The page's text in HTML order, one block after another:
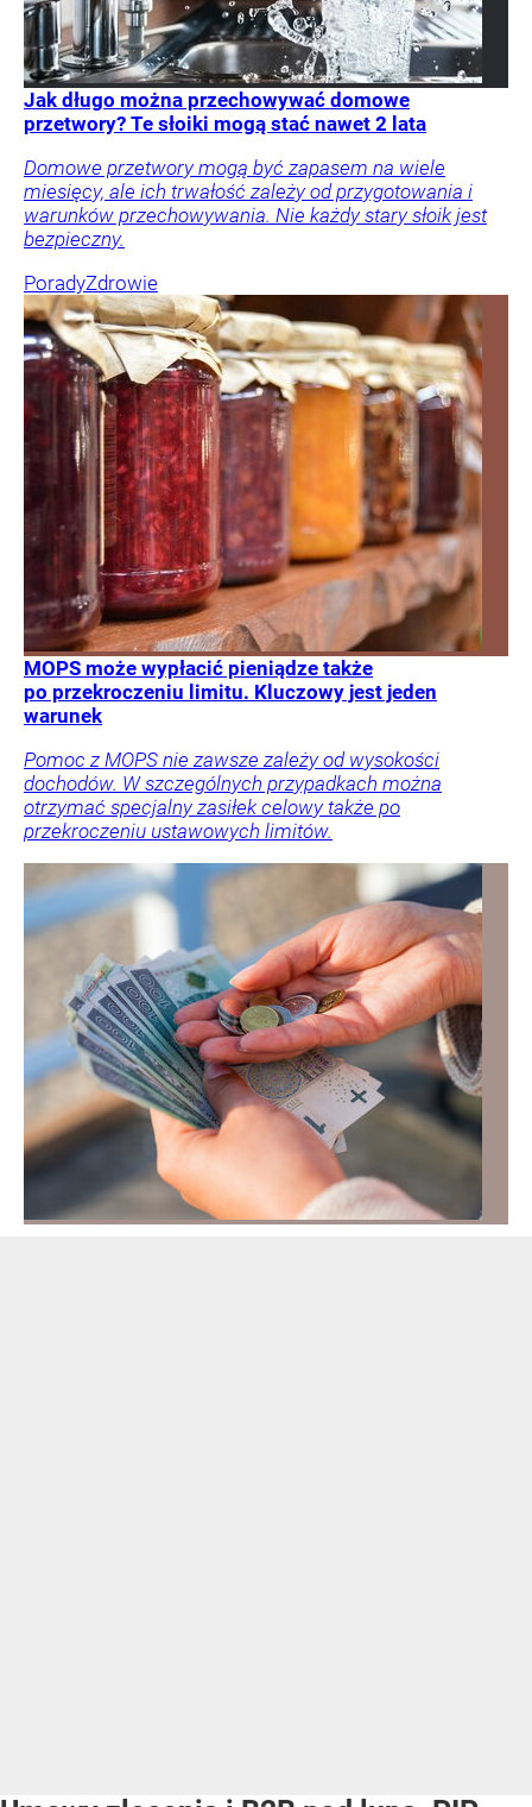
Jak długo można przechowywać domowe
przetwory? Te słoiki mogą stać nawet 2 lata
Domowe przetwory mogą być zapasem na wiele
miesięcy, ale ich trwałość zależy od przygotowania i
warunków przechowywania. Nie każdy stary słoik jest
bezpieczny.
PoradyZdrowie
MOPS może wypłacić pieniądze także
po przekroczeniu limitu. Kluczowy jest jeden
warunek
Pomoc z MOPS nie zawsze zależy od wysokości
dochodów. W szczególnych przypadkach można
otrzymać specjalny zasiłek celowy także po
przekroczeniu ustawowych limitów.